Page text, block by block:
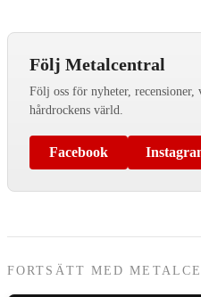
Följ Metalcentral
Följ oss för nyheter,
hårdrockens värld.
Facebook
FORTSÄTT MED